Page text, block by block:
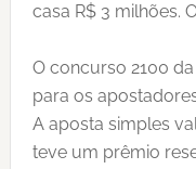
casa R$ 3 milhões.
O concurso 2100
para os
A aposta simples
teve um prêmio